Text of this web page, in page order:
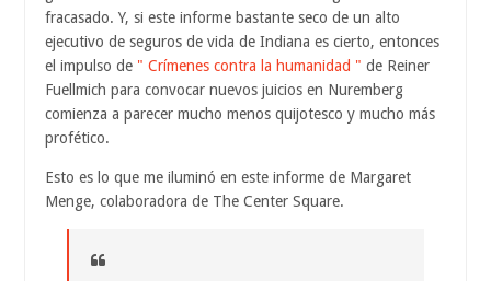
fracasado. Y, si este informe bastante seco de un alto
ejecutivo de seguros de vida de Indiana es cierto, entonces
el impulso de " Crímenes contra la humanidad " de Reiner
Fuellmich para convocar nuevos juicios en Nuremberg
comienza a parecer mucho menos quijotesco y mucho más
profético.
Esto es lo que me iluminó en este informe de Margaret
Menge, colaboradora de The Center Square.